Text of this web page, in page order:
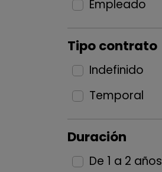
Empleado
Tipo contrato
Indefinido
Temporal
Duración
De 1 a 2 años